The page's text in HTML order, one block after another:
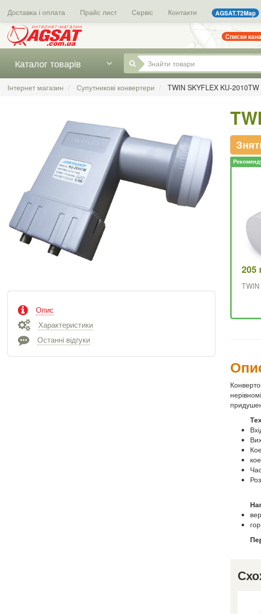
Доставка і оплата Прайс лист Сервіс Контакти AGSAT.T2Map
Списки
Каталог товарів
Інтернет магазин Супутникові конвертери TWIN SKYFLEX KU-2010TW
Опис
Характеристики
Останні відгуки
205